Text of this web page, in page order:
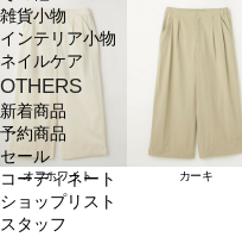
雑貨小物
インテリア小物
ネイルケア
OTHERS
新着商品
予約商品
セール
コーディネート
ショップリスト
スタッフ
オフホワイト カーキ